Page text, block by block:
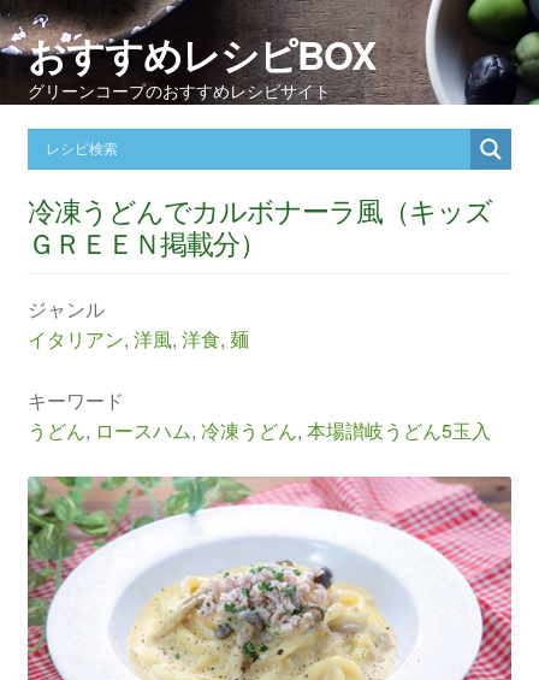
おすすめレシピBOX
グリーンコープのおすすめレシピサイト
冷凍うどんでカルボナーラ風（キッズ
ＧＲＥＥＮ掲載分）
ジャンル
イタリアン, 洋風, 洋食, 麺
キーワード
うどん, ロースハム, 冷凍うどん, 本場讃岐うどん5玉入